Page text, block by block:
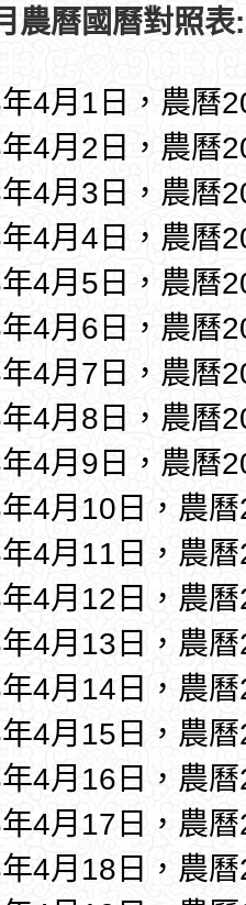
農曆國曆對照表:
4月1日，農曆
4月2日，農曆
4月3日，農曆
4月4日，農曆
4月5日，農曆
4月6日，農曆
4月7日，農曆
4月8日，農曆
4月9日，農曆
4月10日，農
4月11日，農
4月12日，農
4月13日，農
4月14日，農
4月15日，農
4月16日，農
4月17日，農
4月18日，農